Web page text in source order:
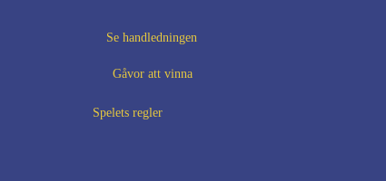
Gåvor att vinna
Spelets regler
Se handledningen